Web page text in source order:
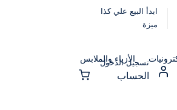
ابدأ البيع علي كذا
ميزة
الأزياء والملابس
تسجيل الدخول
الحساب